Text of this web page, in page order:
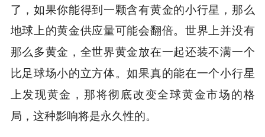
了，如果你能得到一颗含有黄金的小行星，那么
地球上的黄金供应量可能会翻倍。 世界上并没有
那么多黄金，全世界黄金放在一起还装不满一个
比足球场小的立方体。如果真的能在一个小行星
上发现黄金，那将彻底改变全球黄金市场的格
局，这种影响将是永久性的。